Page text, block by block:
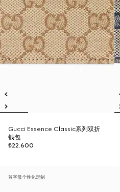
Gucci Essence Classic系列双折
钱包
₺22.600
首字母个性化定制